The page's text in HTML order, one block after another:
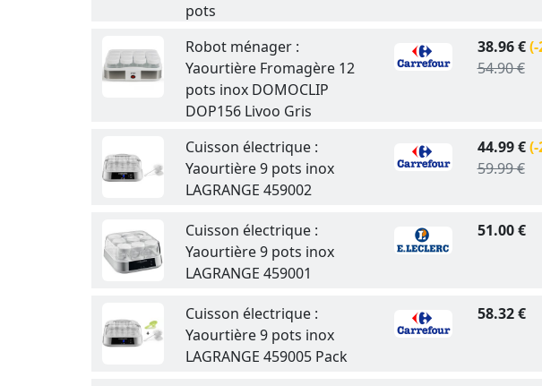
pots
Robot ménager :
Yaourtière Fromagère 12
pots inox DOMOCLIP
DOP156 Livoo Gris
38.96 €(-
54.90 €
Cuisson électrique :
Yaourtière 9 pots inox
LAGRANGE 459002
44.99 €(-
59.99 €
Cuisson électrique :
Yaourtière 9 pots inox
LAGRANGE 459001
51.00 €
Cuisson électrique :
Yaourtière 9 pots inox
LAGRANGE 459005 Pack
58.32 €